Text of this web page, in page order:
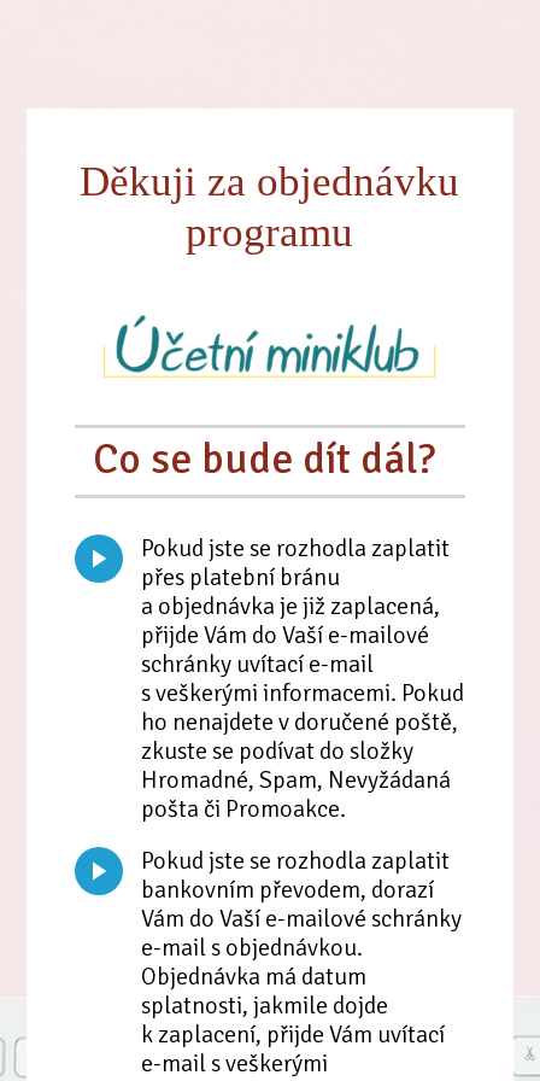
Děkuji za objednávku
programu
Co se bude dít dál?
Pokud jste se rozhodla zaplatit
přes platební bránu
a objednávka je již zaplacená,
přijde Vám do Vaší e-mailové
schránky uvítací e-mail
s veškerými informacemi. Pokud
ho nenajdete v doručené poště,
zkuste se podívat do složky
Hromadné, Spam, Nevyžádaná
pošta či Promoakce.
Pokud jste se rozhodla zaplatit
bankovním převodem, dorazí
Vám do Vaší e-mailové schránky
e-mail s objednávkou.
Objednávka má datum
splatnosti, jakmile dojde
k zaplacení, přijde Vám uvítací
e-mail s veškerými